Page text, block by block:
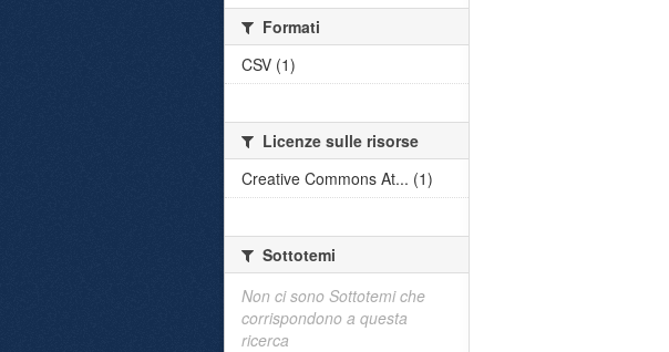
Formati
CSV (1)
Licenze sulle risorse
Creative Commons At... (1)
Sottotemi
Non ci sono Sottotemi che
corrispondono a questa
ricerca